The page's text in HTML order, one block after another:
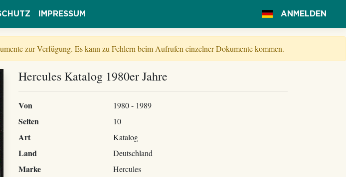
IMPRESSUM ANMELDEN
zur Verfügung. Es kann zu Fehlern beim Aufrufen einzelner Dokumente kommen.
Hercules Katalog 1980er Jahre
Von 1980 - 1989
Seiten 10
Art Katalog
Land Deutschland
Marke Hercules